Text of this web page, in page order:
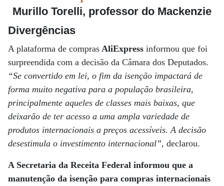
Murillo Torelli, professor do Mackenzie
Divergências
A plataforma de compras AliExpress informou que foi
surpreendida com a decisão da Câmara dos Deputados.
“Se convertido em lei, o fim da isenção impactará de
forma muito negativa para a população brasileira,
principalmente aqueles de classes mais baixas, que
deixarão de ter acesso a uma ampla variedade de
produtos internacionais a preços acessíveis. A decisão
desestimula o investimento internacional”, declarou.
A Secretaria da Receita Federal informou que a
manutenção da isenção para compras internacionais